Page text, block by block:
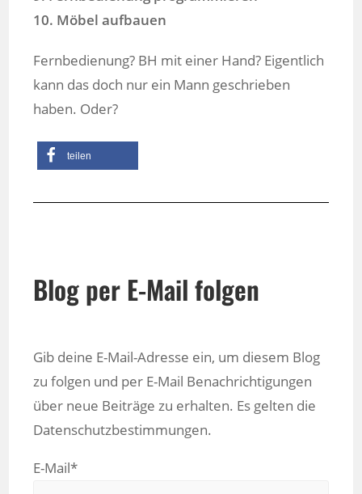
10. Möbel aufbauen
Fernbedienung? BH mit einer Hand? Eigentlich
kann das doch nur ein Mann geschrieben
haben. Oder?
teilen
Blog per E-Mail folgen
Gib deine E-Mail-Adresse ein, um diesem Blog
zu folgen und per E-Mail Benachrichtigungen
über neue Beiträge zu erhalten. Es gelten die
Datenschutzbestimmungen.
E-Mail*